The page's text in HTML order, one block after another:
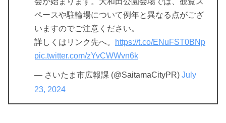
ペースや駐輪場について例年と異なる点がござ
いますのでご注意ください。
詳しくはリンク先へ。
https://t.co/ENuFST0BNp
pic.twitter.com/zYvCWWvn6k
— さいたま市広報課 (@SaitamaCityPR) July
23, 2024